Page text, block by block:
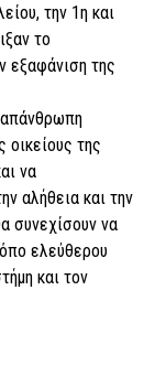
την 1η και
το
εξαφάνιση της
απάνθρωπη
οικείους της
να
αλήθεια και την
συνεχίσουν να
ελεύθερου
και τον